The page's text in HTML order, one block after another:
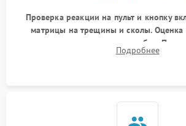
Проверка реакции на пульт и кнопку
матрицы на трещины и сколы. Оценка
подсветки и индикаторов ошибок.
источников сигнала для выявления
Подробнее